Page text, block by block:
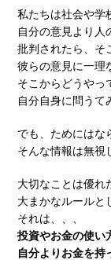
私たちは社会や学
自分の意見より人
批判されたら、そ
彼らの意見に一理
そこからどうやっ
自分自身に問うて
でも、ためにはな
そんな情報は無視
大切なことは優れ
大まかなルールと
それは、、、
投資やお金の使い
自分よりお金を持